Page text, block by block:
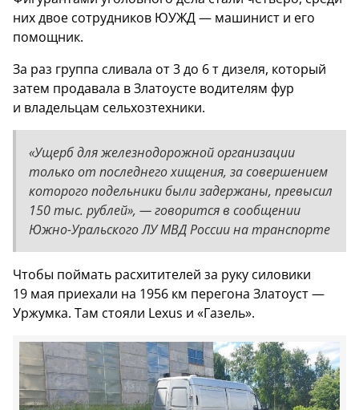
них двое сотрудников ЮУЖД — машинист и его
помощник.
За раз группа сливала от 3 до 6 т дизеля, который
затем продавала в Златоусте водителям фур
и владельцам сельхозтехники.
«Ущерб для железнодорожной организации
только от последнего хищения, за совершением
которого подельники были задержаны, превысил
150 тыс. рублей», — говорится в сообщении
Южно-Уральского ЛУ МВД России на транспорте
Чтобы поймать расхитителей за руку силовики
19 мая приехали на 1956 км перегона Златоуст —
Уржумка. Там стояли Lexus и «Газель».